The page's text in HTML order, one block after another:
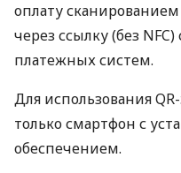
оплату
через ссылку (без
платежных систем.
Для использования
только смартфон с
обеспечением.